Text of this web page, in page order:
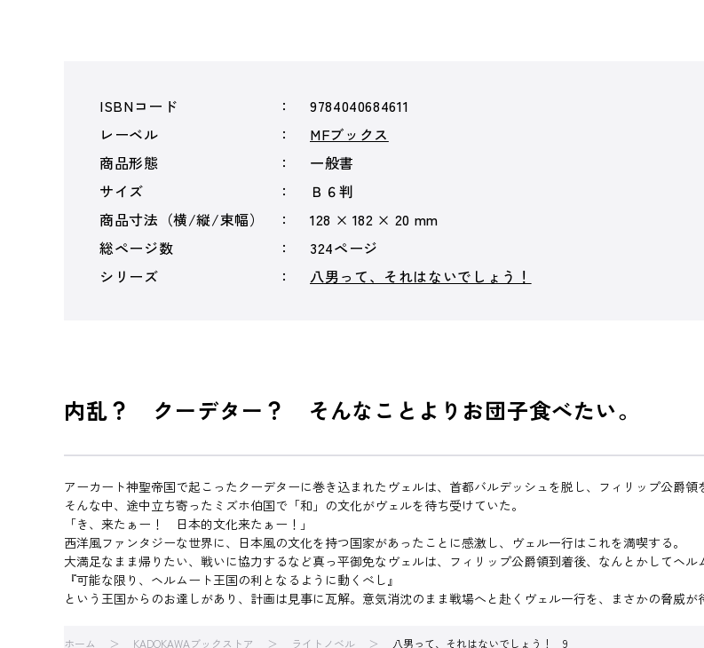
ISBNコード
9784040684611
レーベル
MFブックス
商品形態
一般書
サイズ
Ｂ６判
商品寸法（横/縦/束幅）
128 × 182 × 20 mm
総ページ数
324ページ
シリーズ
八男って、それはないでしょう！
内乱？ クーデター？ そんなことよりお団子食べたい。
アーカート神聖帝国で起こったクーデターに巻き込まれたヴェルは、首都バルデッシュを脱し、フィリップ公爵領
そんな中、途中立ち寄ったミズホ伯国で「和」の文化がヴェルを待ち受けていた。
「き、来たぁー！ 日本的文化来たぁー！」
西洋風ファンタジーな世界に、日本風の文化を持つ国家があったことに感激し、ヴェル一行はこれを満喫する。
大満足なまま帰りたい、戦いに協力するなど真っ平御免なヴェルは、フィリップ公爵領到着後、なんとかしてヘ
『可能な限り、ヘルムート王国の利となるように動くべし』
という王国からのお達しがあり、計画は見事に瓦解。意気消沈のまま戦場へと赴くヴェル一行を、まさかの脅威
ホーム KADOKAWAブックストア ライトノベル
八男って、それはないでしょう！ 9